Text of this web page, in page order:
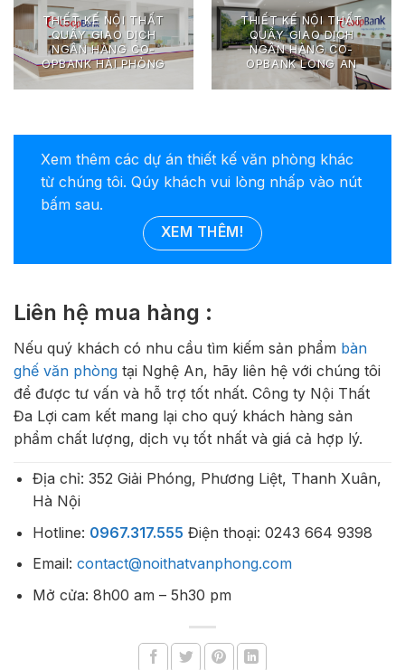
THIẾT KẾ NỘI THẤT
QUẦY GIAO DỊCH
NGÂN HÀNG CO-
OPBANK HẢI PHÒNG
THIẾT KẾ NỘI THẤT
QUẦY GIAO DỊCH
NGÂN HÀNG CO-
OPBANK LONG AN
Xem thêm các dự án thiết kế văn phòng khác
từ chúng tôi. Qúy khách vui lòng nhấp vào nút
bấm sau.
XEM THÊM!
Liên hệ mua hàng :
Nếu quý khách có nhu cầu tìm kiếm sản phẩm bàn
ghế văn phòng tại Nghệ An, hãy liên hệ với chúng tôi
để được tư vấn và hỗ trợ tốt nhất. Công ty Nội Thất
Đa Lợi cam kết mang lại cho quý khách hàng sản
phẩm chất lượng, dịch vụ tốt nhất và giá cả hợp lý.
Địa chỉ: 352 Giải Phóng, Phương Liệt, Thanh Xuân,
Hà Nội
Hotline: 0967.317.555 Điện thoại: 0243 664 9398
Email: contact@noithatvanphong.com
Mở cửa: 8h00 am – 5h30 pm